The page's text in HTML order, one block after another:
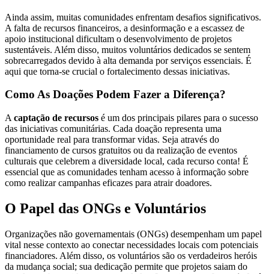
Ainda assim, muitas comunidades enfrentam desafios significativos.
A falta de recursos financeiros, a desinformação e a escassez de
apoio institucional dificultam o desenvolvimento de projetos
sustentáveis. Além disso, muitos voluntários dedicados se sentem
sobrecarregados devido à alta demanda por serviços essenciais. É
aqui que torna-se crucial o fortalecimento dessas iniciativas.
Como As Doações Podem Fazer a Diferença?
A captação de recursos é um dos principais pilares para o sucesso
das iniciativas comunitárias. Cada doação representa uma
oportunidade real para transformar vidas. Seja através do
financiamento de cursos gratuitos ou da realização de eventos
culturais que celebrem a diversidade local, cada recurso conta! É
essencial que as comunidades tenham acesso à informação sobre
como realizar campanhas eficazes para atrair doadores.
O Papel das ONGs e Voluntários
Organizações não governamentais (ONGs) desempenham um papel
vital nesse contexto ao conectar necessidades locais com potenciais
financiadores. Além disso, os voluntários são os verdadeiros heróis
da mudança social; sua dedicação permite que projetos saiam do